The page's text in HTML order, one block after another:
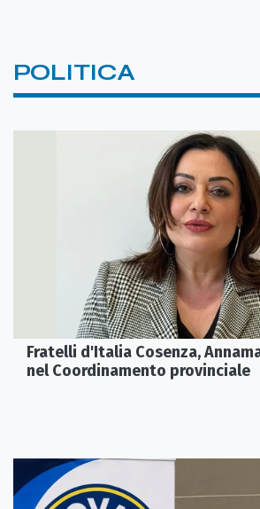
POLITICA
Fratelli d'Italia Cosenza,